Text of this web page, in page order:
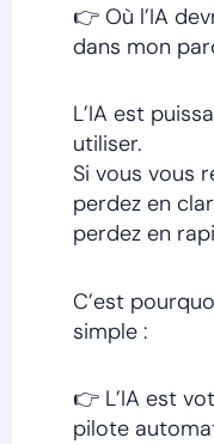
👉 Où l’IA
dans mon
L’IA est
utiliser.
Si vous vous
perdez en
perdez en
C’est
simple :
👉 L’IA est
pilote